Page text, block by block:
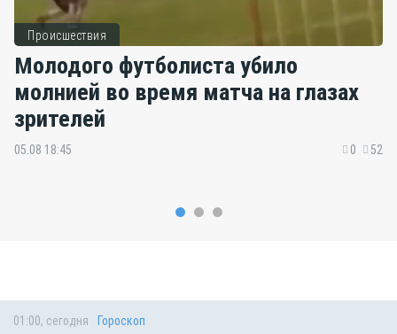
Происшествия
Молодого футболиста убило
молнией во время матча на глазах
зрителей
05.08 18:45 0 52
01:00, сегодня Гороскоп